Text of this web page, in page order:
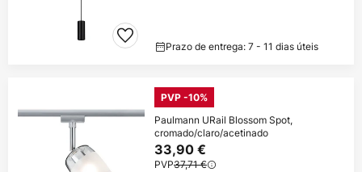
Prazo de entrega: 7 - 11 dias úteis
PVP -10%
Paulmann URail Blossom Spot,
cromado/claro/acetinado
33,90 €
PVP37,71 €